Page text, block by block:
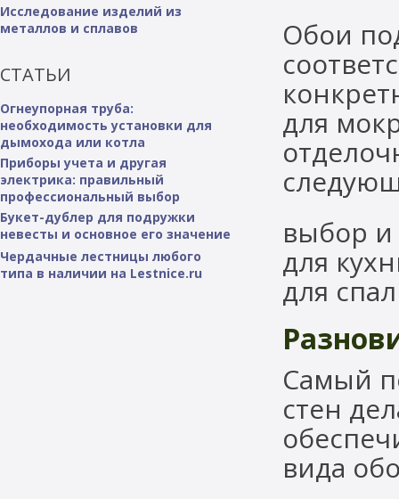
Исследование изделий из
металлов и сплавов
СТАТЬИ
Огнеупорная труба:
необходимость установки для
дымохода или котла
Приборы учета и другая
электрика: правильный
профессиональный выбор
Букет-дублер для подружки
невесты и основное его значение
Чердачные лестницы любого
типа в наличии на Lestnice.ru
Обои
для
выбор и
для
для
Самый
стен
вида